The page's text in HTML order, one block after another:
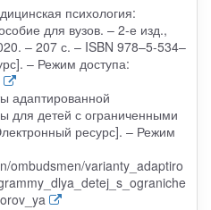
психология:
для вузов. – 2-е изд.,
– 207 с. – ISBN 978–5-534–
– Режим доступа:
адаптированной
для детей с ограниченными
ресурс]. – Режим
ombudsmen/varianty_adaptiro